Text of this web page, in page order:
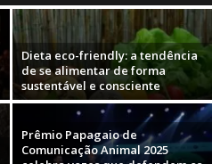
Dieta eco-friendly: a tendência
de se alimentar de forma
sustentável e consciente
Prêmio Papagaio de
Comunicação Animal 2025